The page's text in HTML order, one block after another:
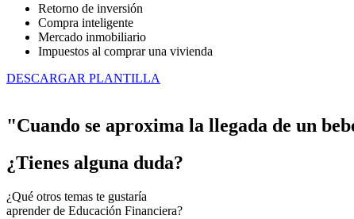
Retorno de inversión
Compra inteligente
Mercado inmobiliario
Impuestos al comprar una vivienda
DESCARGAR PLANTILLA
"Cuando se aproxima la llegada de un
¿Tienes alguna duda?
¿Qué otros temas te gustaría
aprender de Educación Financiera?